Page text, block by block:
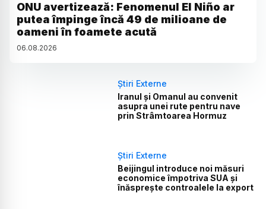
ONU avertizează: Fenomenul El Niño ar
putea împinge încă 49 de milioane de
oameni în foamete acută
06.08.2026
Știri Externe
Iranul și Omanul au convenit
asupra unei rute pentru nave
prin Strâmtoarea Hormuz
Știri Externe
Beijingul introduce noi măsuri
economice împotriva SUA și
înăsprește controalele la export